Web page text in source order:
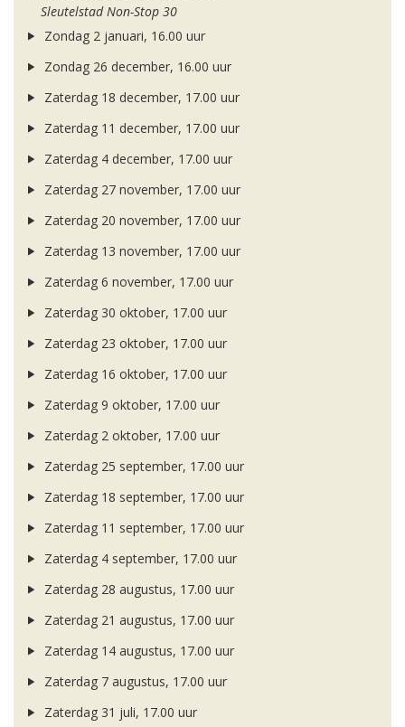
Sleutelstad Non-Stop 30
Zondag 2 januari, 16.00 uur
Zondag 26 december, 16.00 uur
Zaterdag 18 december, 17.00 uur
Zaterdag 11 december, 17.00 uur
Zaterdag 4 december, 17.00 uur
Zaterdag 27 november, 17.00 uur
Zaterdag 20 november, 17.00 uur
Zaterdag 13 november, 17.00 uur
Zaterdag 6 november, 17.00 uur
Zaterdag 30 oktober, 17.00 uur
Zaterdag 23 oktober, 17.00 uur
Zaterdag 16 oktober, 17.00 uur
Zaterdag 9 oktober, 17.00 uur
Zaterdag 2 oktober, 17.00 uur
Zaterdag 25 september, 17.00 uur
Zaterdag 18 september, 17.00 uur
Zaterdag 11 september, 17.00 uur
Zaterdag 4 september, 17.00 uur
Zaterdag 28 augustus, 17.00 uur
Zaterdag 21 augustus, 17.00 uur
Zaterdag 14 augustus, 17.00 uur
Zaterdag 7 augustus, 17.00 uur
Zaterdag 31 juli, 17.00 uur